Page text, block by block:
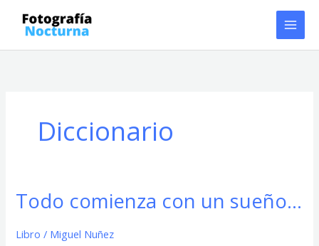
contenido
Diccionario
Todo comienza con un sueño…
Libro / Miguel Nuñez
Todo
comienza
con